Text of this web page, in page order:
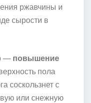
ржавчины и
сырости в
— повышение
пола
соскользнет с
или снежную